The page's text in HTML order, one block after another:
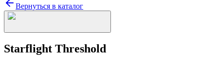
Вернуться в каталог
Starflight Threshold